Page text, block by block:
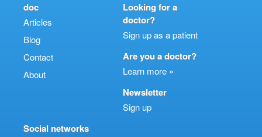
doc
Articles
Blog
Contact
About
Looking for a
doctor?
Sign up as a patient
Are you a doctor?
Learn more »
Newsletter
Sign up
Social networks